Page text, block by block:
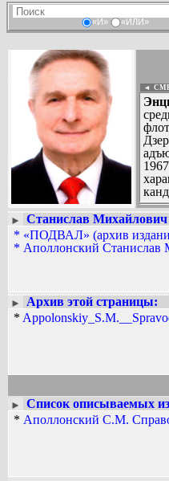
«И» «ИЛИ»
◄
им.
по
(с
...
► Станислав
* «ПОДВАЛ» (архив
* Аполлонский Станислав
►
Архив этой страницы:
*
►
Список описываемых
* Аполлонский С.М.